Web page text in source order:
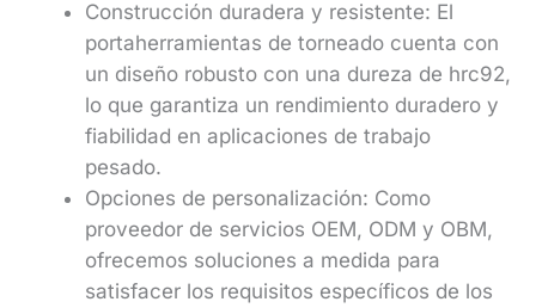
Construcción duradera y resistente: El
portaherramientas de torneado cuenta con
un diseño robusto con una dureza de hrc92,
lo que garantiza un rendimiento duradero y
fiabilidad en aplicaciones de trabajo
pesado.
Opciones de personalización: Como
proveedor de servicios OEM, ODM y OBM,
ofrecemos soluciones a medida para
satisfacer los requisitos específicos de los